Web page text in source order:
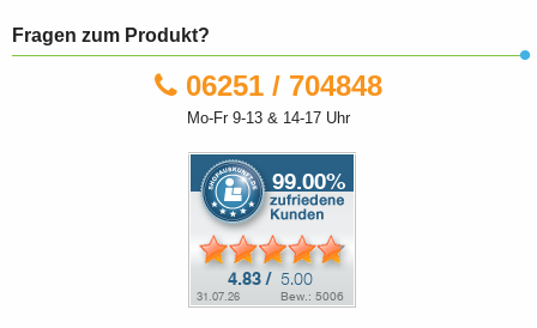
Fragen zum Produkt?
06251 / 704848
Mo-Fr 9-13 & 14-17 Uhr